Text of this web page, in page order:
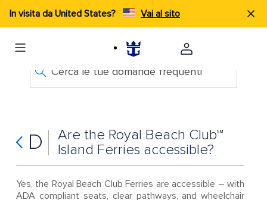
In visita da United States? Vai al sito
Cerca le tue domande frequenti
D
Are the Royal Beach Club℠
Island Ferries accessible?
Yes, the Royal Beach Club Ferries are accessible – with
ADA compliant seats, clear pathways, and wheelchair